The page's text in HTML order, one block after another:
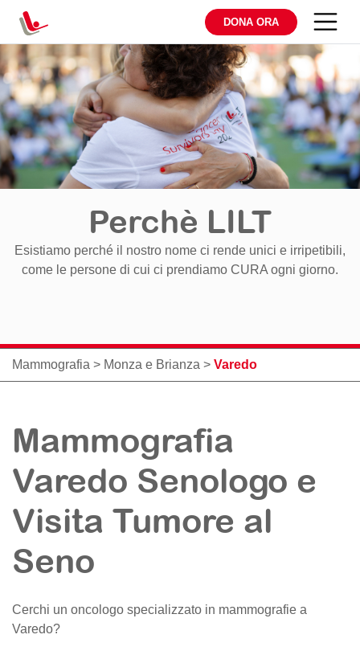
DONA ORA
Perchè LILT
Esistiamo perché il nostro nome ci rende unici e irripetibili,
come le persone di cui ci prendiamo CURA ogni giorno.
Mammografia > Monza e Brianza > Varedo
Mammografia
Varedo Senologo e
Visita Tumore al
Seno
Cerchi un oncologo specializzato in mammografie a
Varedo?